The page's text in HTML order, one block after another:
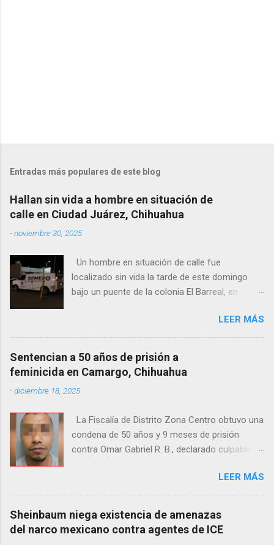
Entradas más populares de este blog
Hallan sin vida a hombre en situación de
calle en Ciudad Juárez, Chihuahua
-noviembre 30, 2025
Un hombre en situación de calle fue
localizado sin vida la tarde de este domingo
bajo un puente de la colonia El Barreal, en
de las calles 20 de Noviembre y Ramón Corona,
donde vecinos reportaron la presencia del
cuerpo. Elementos ministeriales y peritos de la
Fiscalía Zona Norte confirmaron que el
fallecido no presentaba huellas de violencia.
Habitantes de la zona señalaron que el hombre
desconocen su identidad.
LEER MÁS
Sentencian a 50 años de prisión a
feminicida en Camargo, Chihuahua
-diciembre 18, 2025
La Fiscalía de Distrito Zona Centro obtuvo una
condena de 50 años y 9 meses de prisión
contra Omar Gabriel R. B., declarado culpable
ocurrido en julio de 2021 en Camargo. De
acuerdo con las investigaciones, el acusado,
junto con Ramón Porfirio V. P., raptó y
estranguló a la víctima, cuyo cuerpo fue hallado
en septiembre de 2022 en un predio cercano a
LEER MÁS
Sheinbaum niega existencia de amenazas
del narco mexicano contra agentes de ICE